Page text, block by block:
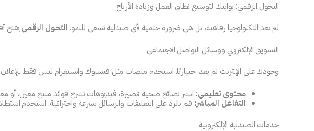
التحول الرقمي: بوابتك لتوسيع نطاق العمل وزيادة الأرباح
لم تعد التكنولوجيا رفاهية، بل هي ضرورة حتمية لأي صيدلية تسعى للنمو. التحول الرقمي يفتح
التسويق الإلكتروني ووسائل التواصل الاجتماعي
وجودك على الإنترنت لم يعد اختياريًا. استخدم منصات مثل فيسبوك وانستغرام ليس فقط
محتوى تعليمي: انشر نصائح صحية قصيرة، فيديوهات تشرح فوائد منتج معين، أو
التفاعل المباشر: قم بالرد على التعليقات والرسائل بسرعة واحترافية. استخدم
خدمات الصيدلية الإلكترونية